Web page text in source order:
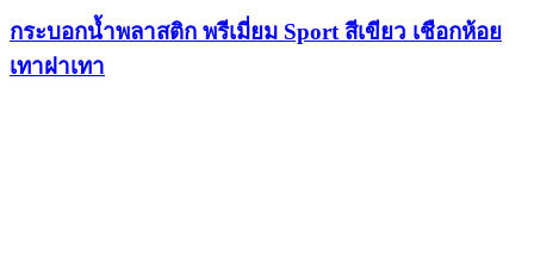
กระบอกน้ำพลาสติก พรีเมี่ยม Sport สีเขียว เชือกห้อย
เทาฝาเทา